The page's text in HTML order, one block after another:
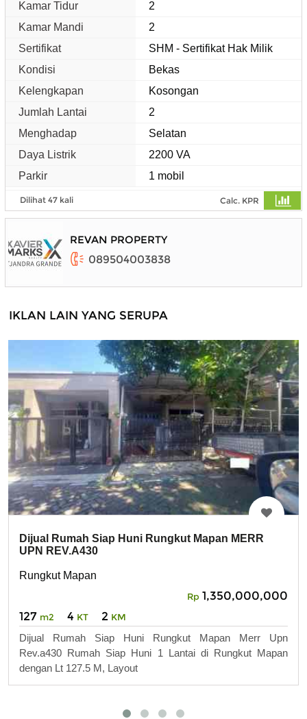
Kamar Tidur
2
Kamar Mandi
2
Sertifikat
SHM - Sertifikat Hak Milik
Kondisi
Bekas
Kelengkapan
Kosongan
Jumlah Lantai
2
Menghadap
Selatan
Daya Listrik
2200 VA
Parkir
1 mobil
Dilihat 47 kali Calc. KPR
REVAN PROPERTY
089504003838
IKLAN LAIN YANG SERUPA
Dijual Rumah Siap Huni Rungkut Mapan MERR
UPN REV.A430
Rungkut Mapan
Rp 1,350,000,000
127 m2 4 KT 2 KM
Dijual Rumah Siap Huni Rungkut Mapan Merr Upn
Rev.a430 Rumah Siap Huni 1 Lantai di Rungkut Mapan
dengan Lt 127.5 M, Layout